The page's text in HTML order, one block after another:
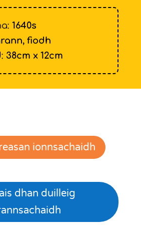
1640s
fiodh
38cm x 12cm
ionnsachaidh
dhan duilleig